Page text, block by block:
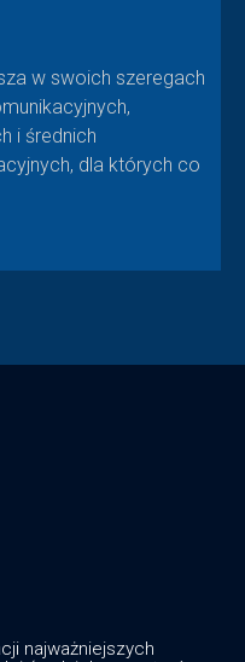
w swoich szeregach
i średnich
dla których co
najważniejszych